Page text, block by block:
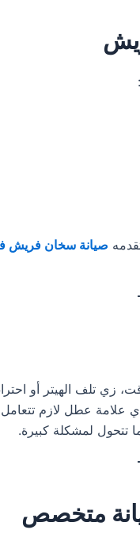
صيانة سخان فريش
زي تلف الهيتر أو
علامة عطل لازم تتعامل
تتحول لمشكلة كبيرة.
متخصص